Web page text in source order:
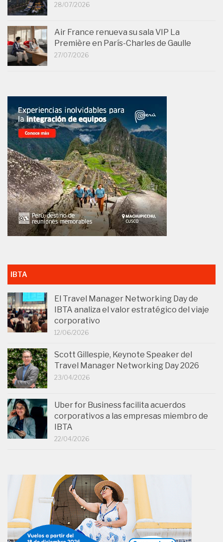
28/07/2026
Air France renueva su sala VIP La
Première en París-Charles de Gaulle
27/07/2026
IBTA
El Travel Manager Networking Day de
IBTA analiza el valor estratégico del viaje
corporativo
12/06/2026
Scott Gillespie, Keynote Speaker del
Travel Manager Networking Day 2026
23/04/2026
Uber for Business facilita acuerdos
corporativos a las empresas miembro de
IBTA
22/04/2026